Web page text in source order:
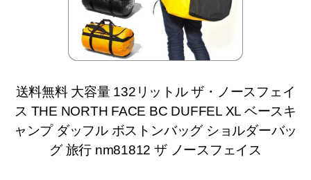
送料無料 大容量 132リットル ザ・ノースフェイ
ス THE NORTH FACE BC DUFFEL XL ベースキ
ャンプ ダッフル ボストンバッグ ショルダーバッ
グ 旅行 nm81812 ザ ノースフェイス